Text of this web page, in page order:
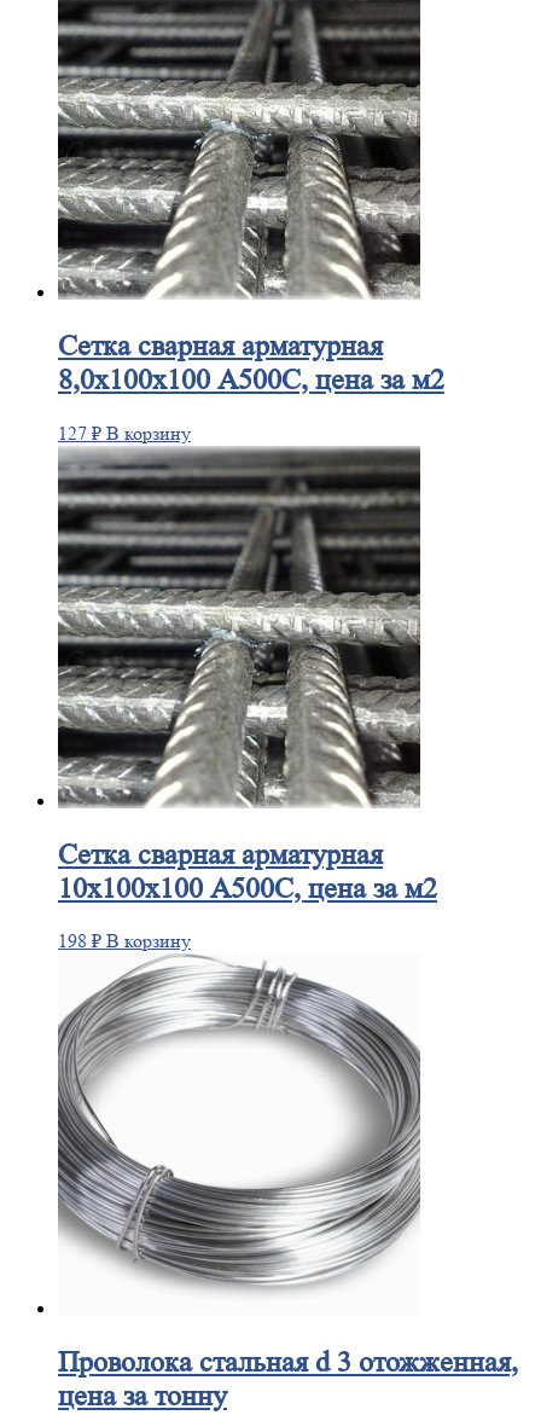
Сеткасварная арматурная
8,0х100х100 А500С, цена за м2
127 ₽ В корзину
Сеткасварная арматурная
10х100х100 А500С, цена за м2
198 ₽ В корзину
Проволокастальная d 3 отожженная,
цена за тонну